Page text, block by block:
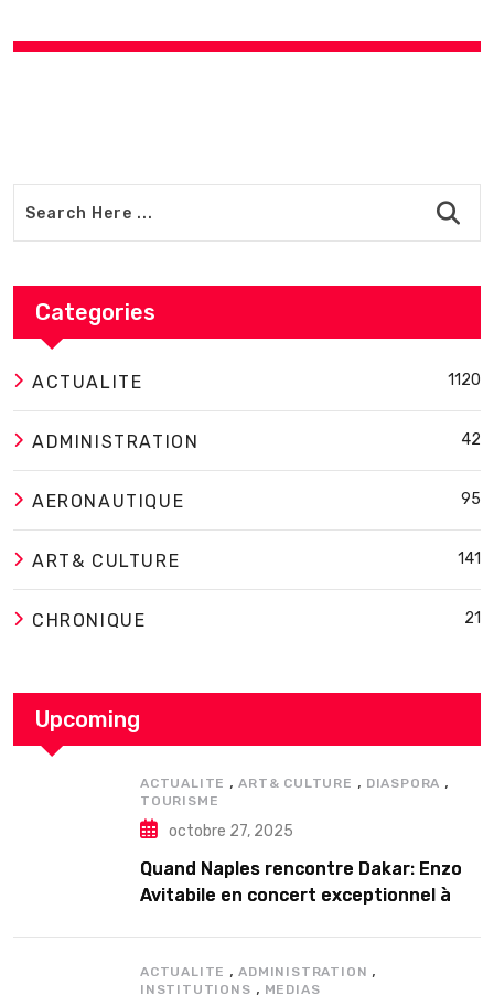
Categories
ACTUALITE 1120
ADMINISTRATION 42
AERONAUTIQUE 95
ART& CULTURE 141
CHRONIQUE 21
Upcoming
ACTUALITE ,ART& CULTURE , DIASPORA ,
TOURISME
octobre 27, 2025
Quand Naples rencontre Dakar: Enzo
Avitabile en concert exceptionnel à
ACTUALITE ,ADMINISTRATION ,
INSTITUTIONS , MEDIAS